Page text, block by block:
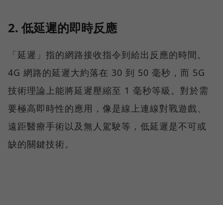
2. 低延遲的即時反應
「延遲」指的網路接收指令到給出反應的時間。
4G 網路的延遲大約落在 30 到 50 毫秒，而 5G
技術理論上能將延遲壓縮至 1 毫秒等級。對於需
要極高即時性的應用，像是線上連線對戰遊戲、
遠距醫療手術以及無人駕駛等，低延遲是不可或
缺的關鍵技術。